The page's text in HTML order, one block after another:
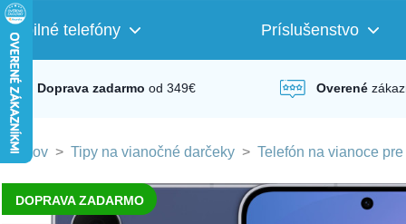
Mobilné telefóny Príslušenstvo
Doprava zadarmo od 349€ Overené
Domov > Tipy na vianočné darčeky > Telefón na vianoce
DOPRAVA ZADARMO